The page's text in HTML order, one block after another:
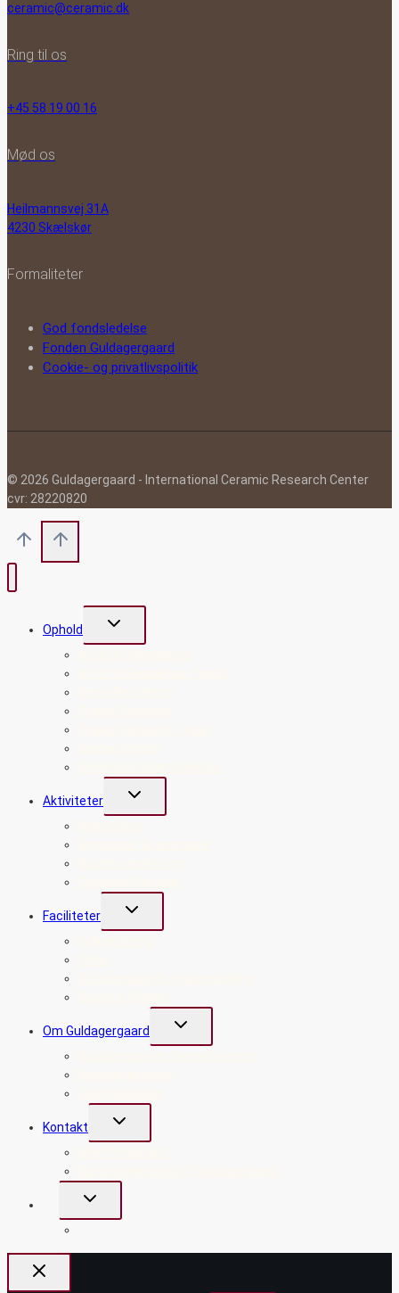
ceramic@ceramic.dk
Ring til os
+45 58 19 00 16
Mød os
Heilmannsvej 31A
4230 Skælskør
Formaliteter
God fondsledelse
Fonden Guldagergaard
Cookie- og privatlivspolitik
© 2026 Guldagergaard - International Ceramic Research Center
cvr: 28220820
Ophold
Skift
Aktiviteter
Skift
Faciliteter
Skift
Om Guldagergaard
Skift
Kontakt
Skift
Skift